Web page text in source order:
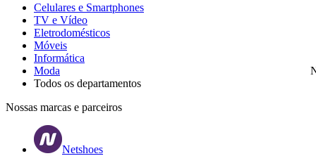
Celulares e Smartphones
TV e Vídeo
Eletrodomésticos
Móveis
Informática
Moda
Todos os departamentos
Nossas marcas e parceiros
Netshoes